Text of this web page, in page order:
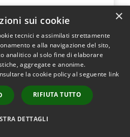
22
Piario PS Generale...
Romano L.
×
sui cookie
tecnici e assimilati strettamente
e alla navigazione del sito,
analitico al solo fine di elaborare
aggregate e anonime.
la cookie policy al seguente link
RIFIUTA TUTTO
DETTAGLI